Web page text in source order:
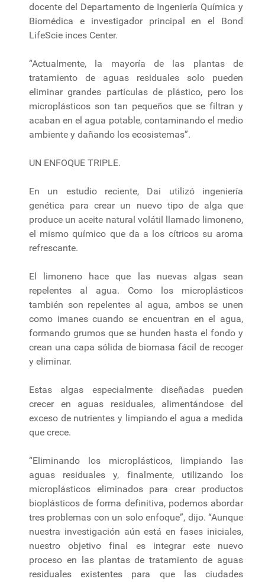
docente del Departamento de Ingeniería Química y
Biomédica e investigador principal en el Bond
LifeScie inces Center.
“Actualmente, la mayoría de las plantas de
tratamiento de aguas residuales solo pueden
eliminar grandes partículas de plástico, pero los
microplásticos son tan pequeños que se filtran y
acaban en el agua potable, contaminando el medio
ambiente y dañando los ecosistemas”.
UN ENFOQUE TRIPLE.
En un estudio reciente, Dai utilizó ingeniería
genética para crear un nuevo tipo de alga que
produce un aceite natural volátil llamado limoneno,
el mismo químico que da a los cítricos su aroma
refrescante.
El limoneno hace que las nuevas algas sean
repelentes al agua. Como los microplásticos
también son repelentes al agua, ambos se unen
como imanes cuando se encuentran en el agua,
formando grumos que se hunden hasta el fondo y
crean una capa sólida de biomasa fácil de recoger
y eliminar.
Estas algas especialmente diseñadas pueden
crecer en aguas residuales, alimentándose del
exceso de nutrientes y limpiando el agua a medida
que crece.
“Eliminando los microplásticos, limpiando las
aguas residuales y, finalmente, utilizando los
microplásticos eliminados para crear productos
bioplásticos de forma definitiva, podemos abordar
tres problemas con un solo enfoque”, dijo. “Aunque
nuestra investigación aún está en fases iniciales,
nuestro objetivo final es integrar este nuevo
proceso en las plantas de tratamiento de aguas
residuales existentes para que las ciudades